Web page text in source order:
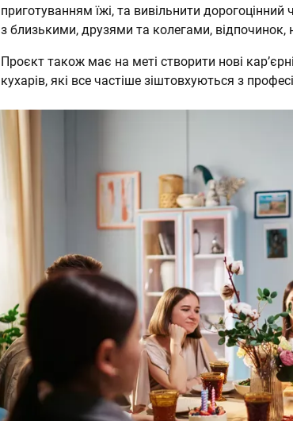
приготуванням їжі, та вивільнити дорогоцінний
з близькими, друзями та колегами, відпочинок,
Проєкт також має на меті створити нові
кухарів, які все частіше зіштовхуються з